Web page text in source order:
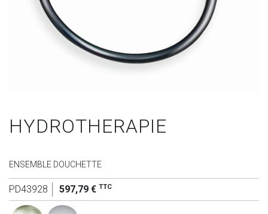
HYDROTHERAPIE
ENSEMBLE DOUCHETTE
PD43928 597,79 € TTC